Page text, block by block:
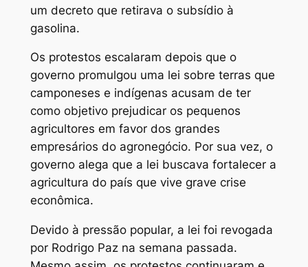
um decreto que retirava o subsídio à
gasolina.
Os protestos escalaram depois que o
governo promulgou uma lei sobre terras que
camponeses e indígenas acusam de ter
como objetivo prejudicar os pequenos
agricultores em favor dos grandes
empresários do agronegócio. Por sua vez, o
governo alega que a lei buscava fortalecer a
agricultura do país que vive grave crise
econômica.
Devido à pressão popular, a lei foi revogada
por Rodrigo Paz na semana passada.